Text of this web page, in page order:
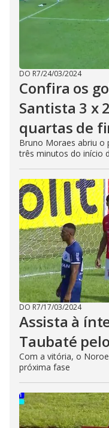
DO R7/24/03/2024
Confira os
Santista 3 x
quartas de
Bruno Moraes abriu o
três minutos do início
DO R7/17/03/2024
Assista à
Taubaté
Com a vitória, o
próxima fase